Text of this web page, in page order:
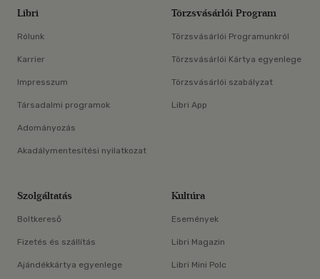
Libri
Rólunk
Karrier
Impresszum
Társadalmi programok
Adományozás
Akadálymentesítési nyilatkozat
Törzsvásárlói Program
Törzsvásárlói Programunkról
Törzsvásárlói Kártya egyenlege
Törzsvásárlói szabályzat
Libri App
Szolgáltatás
Boltkereső
Fizetés és szállítás
Ajándékkártya egyenlege
Kultúra
Események
Libri Magazin
Libri Mini Polc